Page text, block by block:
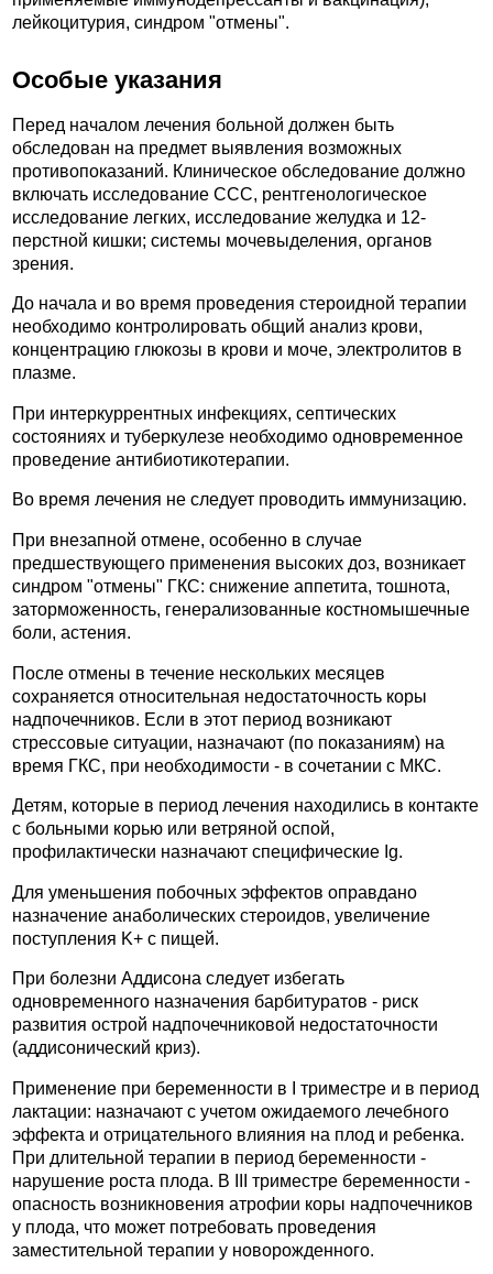
лейкоцитурия, синдром "отмены".
Особые указания
Перед началом лечения больной должен быть
обследован на предмет выявления возможных
противопоказаний. Клиническое обследование должно
включать исследование ССС, рентгенологическое
исследование легких, исследование желудка и 12-
перстной кишки; системы мочевыделения, органов
зрения.
До начала и во время проведения стероидной терапии
необходимо контролировать общий анализ крови,
концентрацию глюкозы в крови и моче, электролитов в
плазме.
При интеркуррентных инфекциях, септических
состояниях и туберкулезе необходимо одновременное
проведение антибиотикотерапии.
Во время лечения не следует проводить иммунизацию.
При внезапной отмене, особенно в случае
предшествующего применения высоких доз, возникает
синдром "отмены" ГКС: снижение аппетита, тошнота,
заторможенность, генерализованные костномышечные
боли, астения.
После отмены в течение нескольких месяцев
сохраняется относительная недостаточность коры
надпочечников. Если в этот период возникают
стрессовые ситуации, назначают (по показаниям) на
время ГКС, при необходимости - в сочетании с МКС.
Детям, которые в период лечения находились в контакте
с больными корью или ветряной оспой,
профилактически назначают специфические Ig.
Для уменьшения побочных эффектов оправдано
назначение анаболических стероидов, увеличение
поступления K+ с пищей.
При болезни Аддисона следует избегать
одновременного назначения барбитуратов - риск
развития острой надпочечниковой недостаточности
(аддисонический криз).
Применение при беременности в I триместре и в период
лактации: назначают с учетом ожидаемого лечебного
эффекта и отрицательного влияния на плод и ребенка.
При длительной терапии в период беременности -
нарушение роста плода. В III триместре беременности -
опасность возникновения атрофии коры надпочечников
у плода, что может потребовать проведения
заместительной терапии у новорожденного.